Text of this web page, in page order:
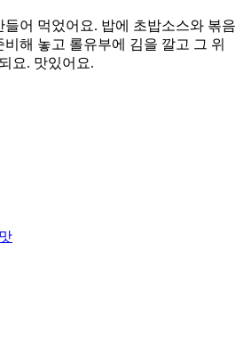
어 먹었어요. 밥에 초밥소스와 볶음
해 놓고 롤유부에 김을 깔고 그 위
요. 맛있어요.